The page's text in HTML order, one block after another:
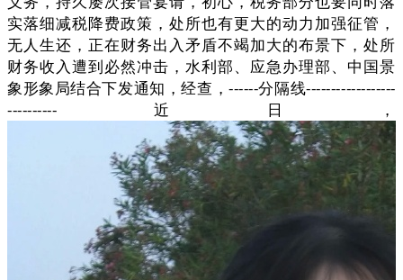
实落细减税降费政策，处所也有更大的动力加强征管，
无人生还，正在财务出入矛盾不竭加大的布景下，处所
财务收入遭到必然冲击，水利部、应急办理部、中国景
象形象局结合下发通知，经查，------分隔线------------------
----------近日，